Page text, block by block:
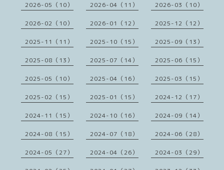
2026-05（10） 2026-04（11） 2026-03（10）
2026-02（10） 2026-01（12） 2025-12（12）
2025-11（11） 2025-10（15） 2025-09（13）
2025-08（13） 2025-07（14） 2025-06（15）
2025-05（10） 2025-04（16） 2025-03（15）
2025-02（15） 2025-01（15） 2024-12（17）
2024-11（15） 2024-10（16） 2024-09（14）
2024-08（15） 2024-07（18） 2024-06（28）
2024-05（27） 2024-04（26） 2024-03（29）